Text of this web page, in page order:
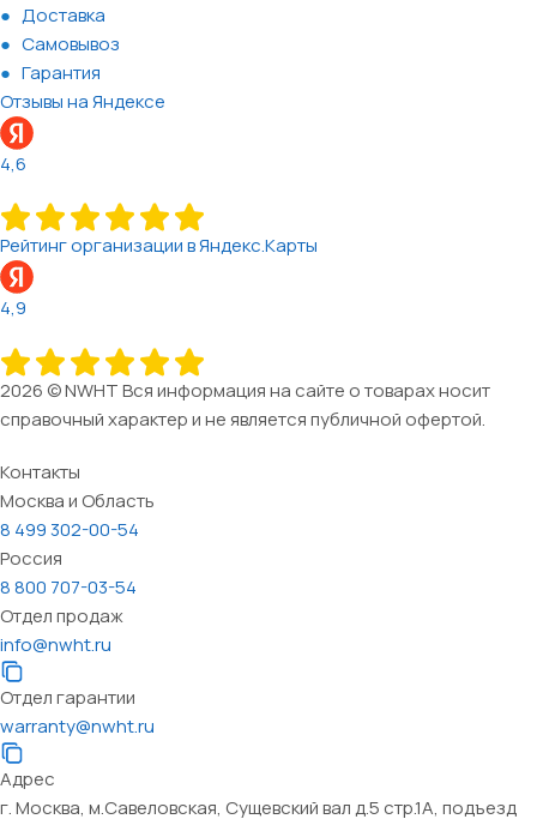
Доставка
Самовывоз
Гарантия
Отзывы на Яндексе
4,6
Рейтинг организации в Яндекс.Карты
4,9
2026 © NWHT Вся информация на сайте о товарах носит
справочный характер и не является публичной офертой.
Контакты
Москва и Область
8 499 302-00-54
Россия
8 800 707-03-54
Отдел продаж
info@nwht.ru
Отдел гарантии
warranty@nwht.ru
Адрес
г. Москва, м.Савеловская, Сущевский вал д.5 стр.1А, подъезд